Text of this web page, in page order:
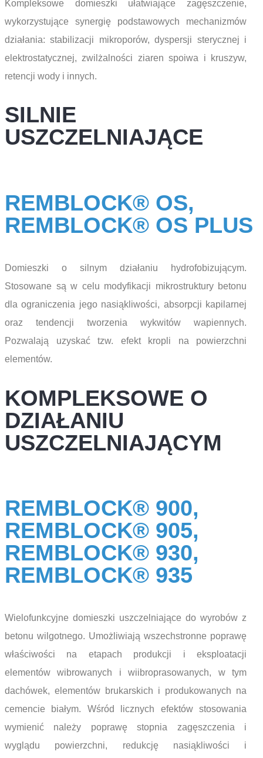
Kompleksowe domieszki ułatwiające zagęszczenie,
wykorzystujące synergię podstawowych mechanizmów
działania: stabilizacji mikroporów, dyspersji sterycznej i
elektrostatycznej, zwilżalności ziaren spoiwa i kruszyw,
retencji wody i innych.
SILNIE
USZCZELNIAJĄCE
REMBLOCK® OS,
REMBLOCK® OS PLUS
Domieszki o silnym działaniu hydrofobizującym.
Stosowane są w celu modyfikacji mikrostruktury betonu
dla ograniczenia jego nasiąkliwości, absorpcji kapilarnej
oraz tendencji tworzenia wykwitów wapiennych.
Pozwalają uzyskać tzw. efekt kropli na powierzchni
elementów.
KOMPLEKSOWE O
DZIAŁANIU
USZCZELNIAJĄCYM
REMBLOCK® 900,
REMBLOCK® 905,
REMBLOCK® 930,
REMBLOCK® 935
Wielofunkcyjne domieszki uszczelniające do wyrobów z
betonu wilgotnego. Umożliwiają wszechstronne poprawę
właściwości na etapach produkcji i eksploatacji
elementów wibrowanych i wiibroprasowanych, w tym
dachówek, elementów brukarskich i produkowanych na
cemencie białym. Wśród licznych efektów stosowania
wymienić należy poprawę stopnia zagęszczenia i
wyglądu powierzchni, redukcję nasiąkliwości i